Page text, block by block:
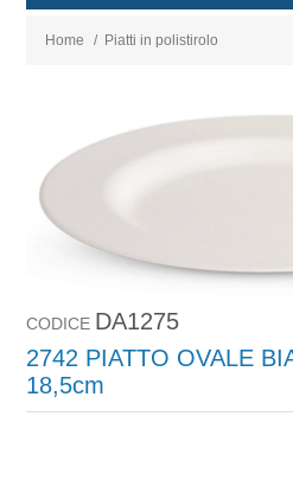
Home / Piatti in polistirolo
CODICE DA1275
2742 PIATTO OVALE
18,5cm